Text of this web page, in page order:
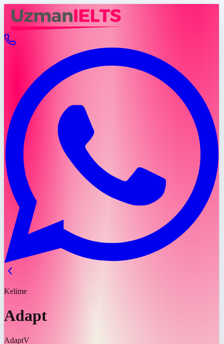
Kelime
Adapt
AdaptV